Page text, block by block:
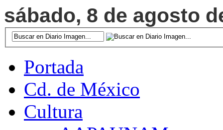
sábado, 8 de agosto
Portada
Cd. de México
Cultura